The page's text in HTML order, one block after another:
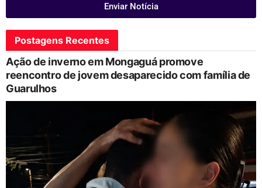
Enviar Notícia
Postagens Recentes
Ação de inverno em Mongaguá promove
reencontro de jovem desaparecido com família de
Guarulhos